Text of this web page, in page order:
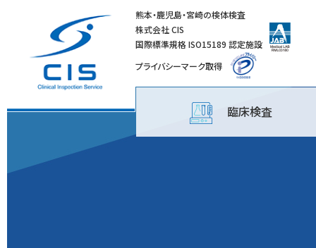
熊本・鹿児島・宮崎の検体検査
株式会社 CIS
国際標準規格 ISO15189 認定施設
プライバシーマーク取得
臨床検査